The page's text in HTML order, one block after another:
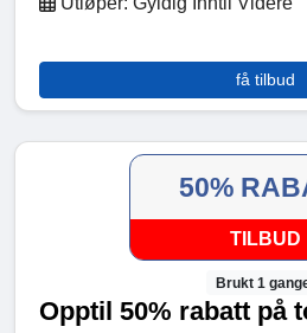
få tilbud
50%
TILBUD
Brukt 1
Opptil 50% rabatt på